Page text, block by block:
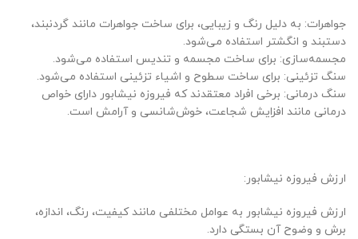
جواهرات: به دلیل رنگ و زیبایی، برای ساخت جواهرات مانند گردنبند،
دستبند و انگشتر استفاده می‌شود.
مجسمه‌سازی: برای ساخت مجسمه و تندیس استفاده می‌شود.
سنگ تزئینی: برای ساخت سطوح و اشیاء تزئینی استفاده می‌شود.
سنگ درمانی: برخی افراد معتقدند که فیروزه نیشابور دارای خواص
درمانی مانند افزایش شجاعت، خوش‌شانسی و آرامش است.
ارزش فیروزه نیشابور:
ارزش فیروزه نیشابور به عوامل مختلفی مانند کیفیت، رنگ، اندازه،
برش و وضوح آن بستگی دارد.